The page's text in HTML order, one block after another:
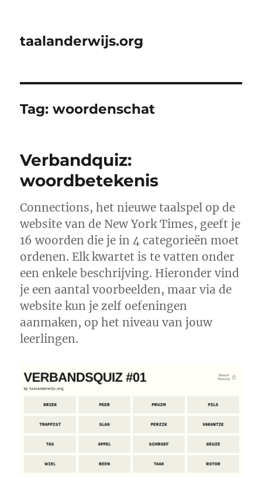
taalanderwijs.org
Tag:woordenschat
Verbandquiz:
woordbetekenis
Connections, het nieuwe taalspel op de
website van de New York Times, geeft je
16 woorden die je in 4 categorieën moet
ordenen. Elk kwartet is te vatten onder
een enkele beschrijving. Hieronder vind
je een aantal voorbeelden, maar via de
website kun je zelf oefeningen
aanmaken, op het niveau van jouw
leerlingen.